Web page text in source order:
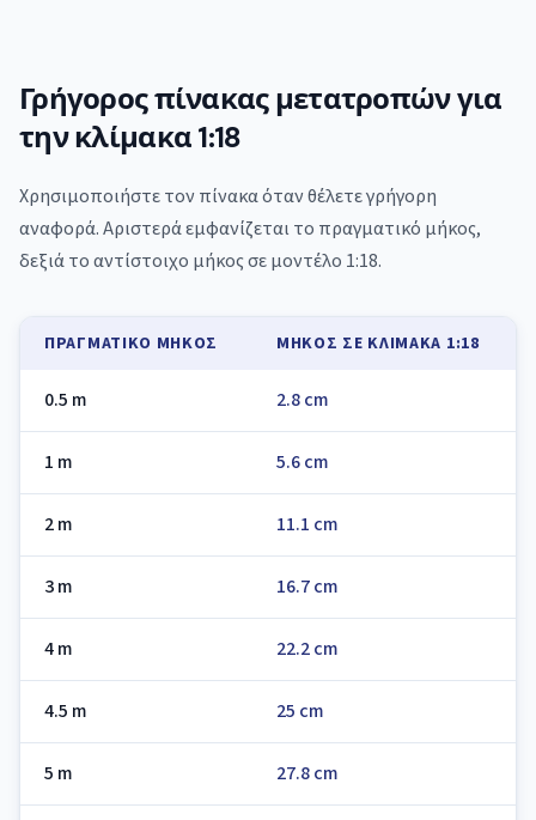
Γρήγορος πίνακας μετατροπών για
την κλίμακα 1:18
Χρησιμοποιήστε τον πίνακα όταν θέλετε γρήγορη
αναφορά. Αριστερά εμφανίζεται το πραγματικό μήκος,
δεξιά το αντίστοιχο μήκος σε μοντέλο 1:18.
ΠΡΑΓΜΑΤΙΚΌ ΜΉΚΟΣ ΜΉΚΟΣ ΣΕ ΚΛΊΜΑΚΑ 1:18
0.5 m 2.8 cm
1 m 5.6 cm
2 m 11.1 cm
3 m 16.7 cm
4 m 22.2 cm
4.5 m 25 cm
5 m 27.8 cm